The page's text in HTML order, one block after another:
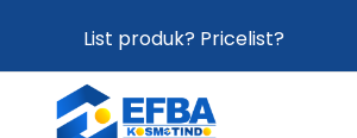
List produk? Pricelist?